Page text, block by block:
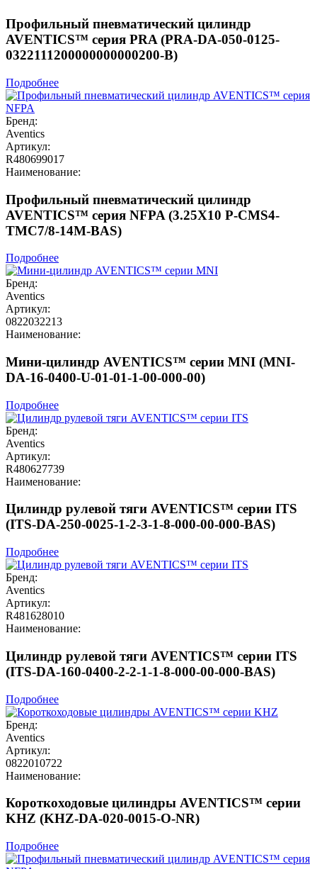
Профильный пневматический цилиндр
AVENTICS™ серия PRA (PRA-DA-050-0125-
0322111200000000000200-B)
Подробнее
Бренд:
Aventics
Артикул:
R480699017
Наименование:
Профильный пневматический цилиндр
AVENTICS™ серия NFPA (3.25X10 P-CMS4-
TMC7/8-14M-BAS)
Подробнее
Бренд:
Aventics
Артикул:
0822032213
Наименование:
Мини-цилиндр AVENTICS™ серии MNI (MNI-
DA-16-0400-U-01-01-1-00-000-00)
Подробнее
Бренд:
Aventics
Артикул:
R480627739
Наименование:
Цилиндр рулевой тяги AVENTICS™ серии ITS
(ITS-DA-250-0025-1-2-3-1-8-000-00-000-BAS)
Подробнее
Бренд:
Aventics
Артикул:
R481628010
Наименование:
Цилиндр рулевой тяги AVENTICS™ серии ITS
(ITS-DA-160-0400-2-2-1-1-8-000-00-000-BAS)
Подробнее
Бренд:
Aventics
Артикул:
0822010722
Наименование:
Короткоходовые цилиндры AVENTICS™ серии
KHZ (KHZ-DA-020-0015-O-NR)
Подробнее